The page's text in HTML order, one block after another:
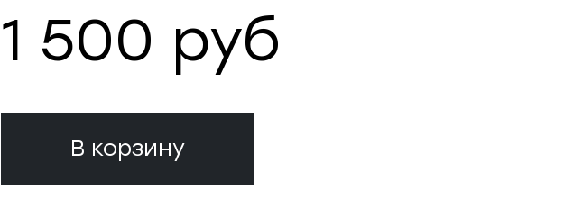
1 500 руб
В корзину